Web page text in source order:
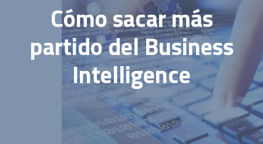
Cómo sacar más
partido del Business
Intelligence